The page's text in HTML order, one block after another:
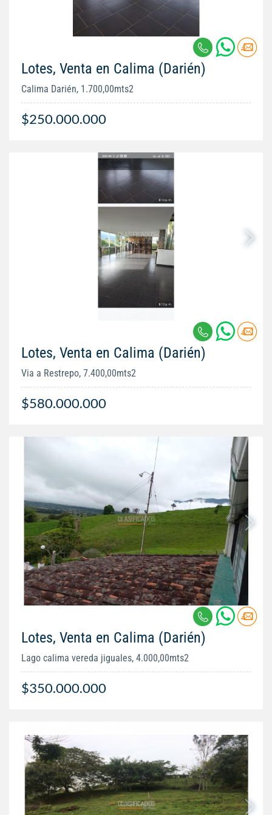
Lotes, Venta en Calima (Darién)
Calima Darién, 1.700,00mts2
$250.000.000
Lotes, Venta en Calima (Darién)
Via a Restrepo, 7.400,00mts2
$580.000.000
Lotes, Venta en Calima (Darién)
Lago calima vereda jiguales, 4.000,00mts2
$350.000.000